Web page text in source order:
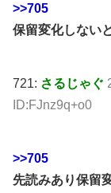
>>705
保留変化しない
721: さるじゃぐ
ID:FJnz9q+o0
>>705
先読みあり保留